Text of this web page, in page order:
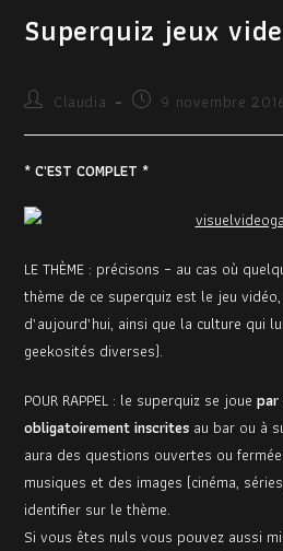
Superquiz jeux
Claudia 9 novembre
* C’EST COMPLET *
LE THÈME : précisons – au cas où
thème de ce superquiz est le jeu
d’aujourd’hui, ainsi que la culture qui
geekosités diverses).
POUR RAPPEL : le superquiz se joue par
obligatoirement inscrites au bar ou à
aura des questions ouvertes ou
musiques et des images (cinéma,
identifier sur le thème.
Si vous êtes nuls vous pouvez aussi